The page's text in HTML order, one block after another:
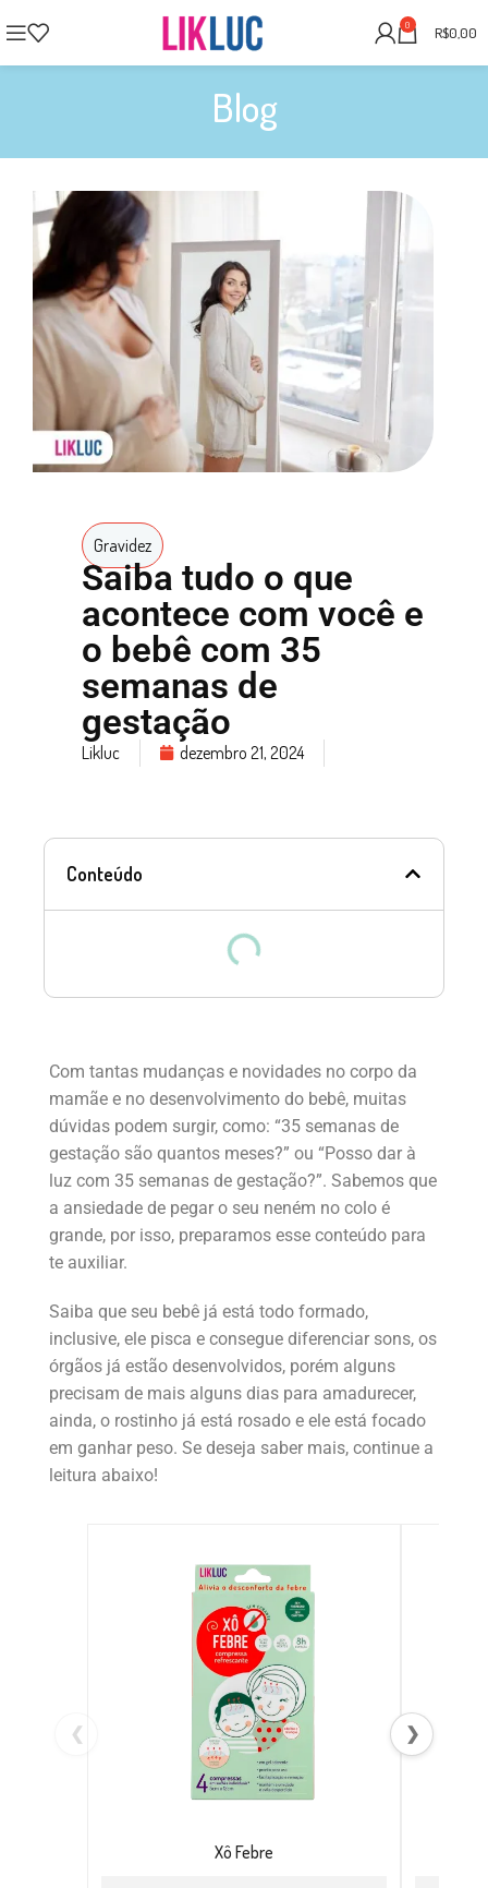
0 R$0,00
Blog
Gravidez
Saiba tudo o que
acontece com você e
o bebê com 35
semanas de
gestação
Likluc dezembro 21, 2024
Conteúdo
Com tantas mudanças e novidades no corpo da
mamãe e no desenvolvimento do bebê, muitas
dúvidas podem surgir, como: “35 semanas de
gestação são quantos meses?” ou “Posso dar à
luz com 35 semanas de gestação?”. Sabemos que
a ansiedade de pegar o seu neném no colo é
grande, por isso, preparamos esse conteúdo para
te auxiliar.
Saiba que seu bebê já está todo formado,
inclusive, ele pisca e consegue diferenciar sons, os
órgãos já estão desenvolvidos, porém alguns
precisam de mais alguns dias para amadurecer,
ainda, o rostinho já está rosado e ele está focado
em ganhar peso. Se deseja saber mais, continue a
leitura abaixo!
❮
Xô Febre
❯